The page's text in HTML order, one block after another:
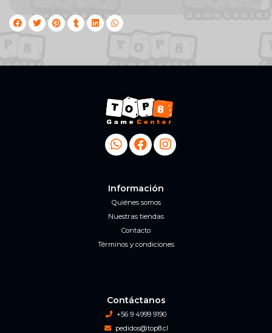
Información
Quiénes somos
Nuestras tiendas
Contacto
Términos y condiciones
Contáctanos
+56 9 4999 9190
pedidos@top8.cl